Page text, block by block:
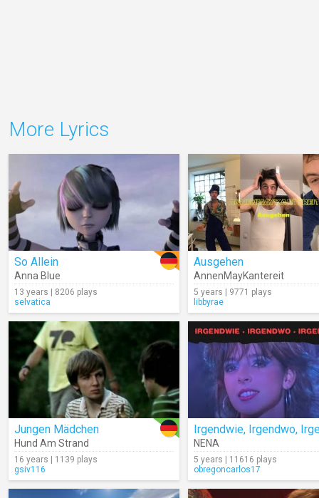
More Lyrics
So Allein
Anna Blue
13 years | 8206 plays
selvatica
Ausgehen
AnnenMayKantereit
5 years | 9771 plays
libbyrae
Jungen Mädchen
Hund Am Strand
16 years | 1139 plays
gsiv116
NENA
5 years | 11616 plays
obregoncarlos17